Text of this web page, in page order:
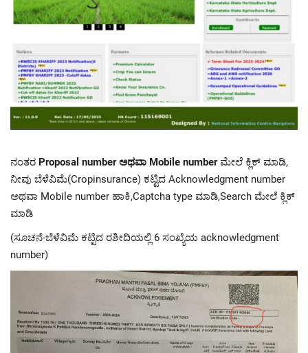
ನಂತರ Proposal number ಅಥವಾ Mobile numberಮೇಲೆ ಕ್ಲಿಕ್ ಮಾಡಿ,
ನೀವು ಬೆಳೆವಿಮೆ(Cropinsurance) ಕಟ್ಟಿದ Acknowledgment number
ಅಥವಾ Mobile number ಹಾಕಿ,Captcha type ಮಾಡಿ,Search ಮೇಲೆ ಕ್ಲಿಕ್
ಮಾಡಿ
(ಸೂಚನೆ-ಬೆಳೆವಿಮೆ ಕಟ್ಟಿದ ರಶೀದಿಯಲ್ಲಿ 6 ಸಂಖ್ಯೆಯ acknowledgment
number)